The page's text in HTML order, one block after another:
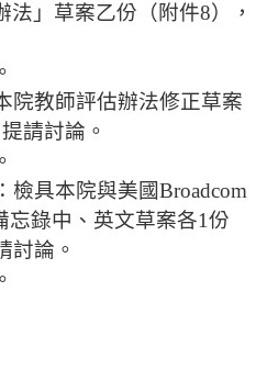
法」草案乙份（附件8），
院教師評估辦法修正草案
請討論。
檢具本院與美國Broadcom
忘錄中、英文草案各1份
討論。